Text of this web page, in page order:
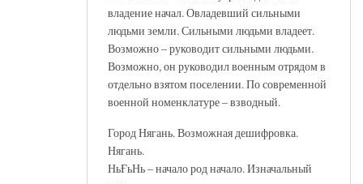
владение начал. Овладевший сильными
людьми земли. Сильными людьми владеет.
Возможно – руководит сильными людьми.
Возможно, он руководил военным отрядом в
отдельно взятом поселении. По современной
военной номенклатуре – взводный.
Город Нягань. Возможная дешифровка.
Нягань.
НьҒьНь – начало род начало. Изначальный